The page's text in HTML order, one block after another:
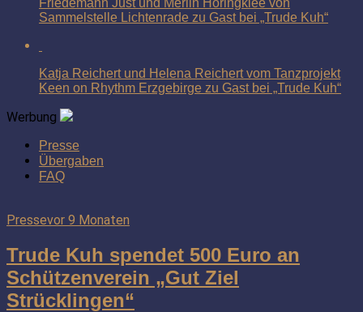
Sammelstelle Lichtenrade zu Gast bei „Trude Kuh“
Katja Reichert und Helena Reichert vom Tanzprojekt
Keen on Rhythm Erzgebirge zu Gast bei „Trude Kuh“
Werbung
Presse
Übergaben
FAQ
Pressevor 9 Monaten
Trude Kuh spendet 500 Euro an
Schützenverein „Gut Ziel
Strücklingen“